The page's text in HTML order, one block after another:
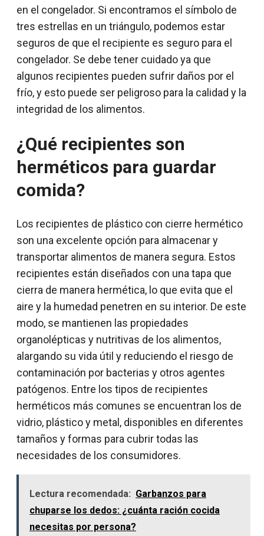
en el congelador. Si encontramos el símbolo de
tres estrellas en un triángulo, podemos estar
seguros de que el recipiente es seguro para el
congelador. Se debe tener cuidado ya que
algunos recipientes pueden sufrir daños por el
frío, y esto puede ser peligroso para la calidad y la
integridad de los alimentos.
¿Qué recipientes son
herméticos para guardar
comida?
Los recipientes de plástico con cierre hermético
son una excelente opción para almacenar y
transportar alimentos de manera segura. Estos
recipientes están diseñados con una tapa que
cierra de manera hermética, lo que evita que el
aire y la humedad penetren en su interior. De este
modo, se mantienen las propiedades
organolépticas y nutritivas de los alimentos,
alargando su vida útil y reduciendo el riesgo de
contaminación por bacterias y otros agentes
patógenos. Entre los tipos de recipientes
herméticos más comunes se encuentran los de
vidrio, plástico y metal, disponibles en diferentes
tamaños y formas para cubrir todas las
necesidades de los consumidores.
Lectura recomendada: Garbanzos para
chuparse los dedos: ¿cuánta ración cocida
necesitas por persona?